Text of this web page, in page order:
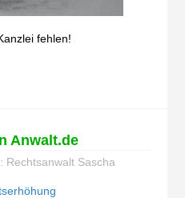
fehlen!
Anwalt.de
Rechtsanwalt Sascha